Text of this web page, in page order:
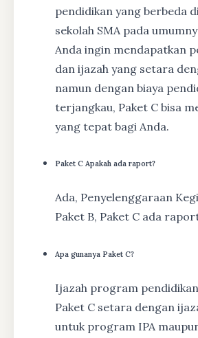
pendidikan yang berbeda
sekolah SMA pada
Anda ingin mendapatkan
dan ijazah yang setara
namun dengan biaya
terjangkau, Paket C bisa
yang tepat bagi Anda.
Paket C Apakah ada raport?
Ada, Penyelenggaraan
Paket B, Paket C ada
Apa gunanya Paket C?
Ijazah program
Paket C setara dengan
untuk program IPA